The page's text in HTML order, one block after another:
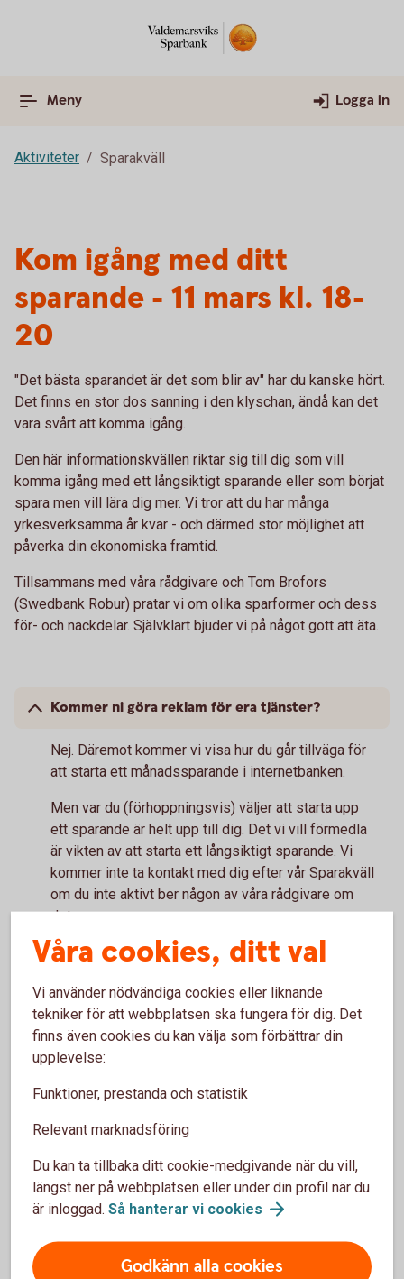
Meny Logga in
Aktiviteter Sparakväll
Kom igång med ditt
sparande - 11 mars kl. 18-
20
"Det bästa sparandet är det som blir av" har du kanske hört.
Det finns en stor dos sanning i den klyschan, ändå kan det
vara svårt att komma igång.
Den här informationskvällen riktar sig till dig som vill
komma igång med ett långsiktigt sparande eller som börjat
spara men vill lära dig mer. Vi tror att du har många
yrkesverksamma år kvar - och därmed stor möjlighet att
påverka din ekonomiska framtid.
Tillsammans med våra rådgivare och Tom Brofors
(Swedbank Robur) pratar vi om olika sparformer och dess
för- och nackdelar. Självklart bjuder vi på något gott att äta.
Kommer ni göra reklam för era tjänster?
Nej. Däremot kommer vi visa hur du går tillväga för
att starta ett månadssparande i internetbanken.
Men var du (förhoppningsvis) väljer att starta upp
ett sparande är helt upp till dig. Det vi vill förmedla
är vikten av att starta ett långsiktigt sparande. Vi
kommer inte ta kontakt med dig efter vår Sparakväll
om du inte aktivt ber någon av våra rådgivare om
det.
Ingenting mer än din tid.
Hur anmäler jag mig?
Anmälan sker senast 4 mars till Thomas Lindén tel.
0123-129 39 alt
namn och telefonnummer till samtliga deltagare
samt eventuell kostavvikelse.
Våra cookies, ditt val
Vi använder nödvändiga cookies eller liknande
tekniker för att webbplatsen ska fungera för dig. Det
finns även cookies du kan välja som förbättrar din
upplevelse:
Funktioner, prestanda och statistik
Relevant marknadsföring
Du kan ta tillbaka ditt cookie-medgivande när du vill,
längst ner på webbplatsen eller under din profil när du
är inloggad. Så hanterar vi cookies
Godkänn alla cookies